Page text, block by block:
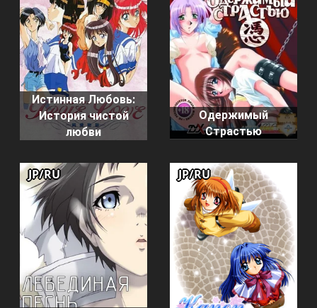
Истинная Любовь:
История чистой
любви
Одержимый
Страстью
JP/RU JP/RU